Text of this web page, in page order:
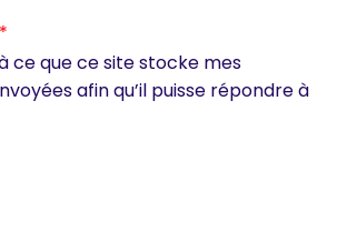
*
ce que ce site stocke mes
afin qu’il puisse répondre à